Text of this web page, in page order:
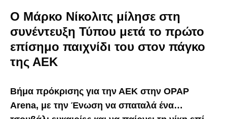
Ο Μάρκο Νίκολιτς μίλησε στη
συνέντευξη Τύπου μετά το πρώτο
επίσημο παιχνίδι του στον πάγκο
της ΑΕΚ
Βήμα πρόκρισης για την ΑΕΚ στην OPAP
Arena, με την Ένωση να σπαταλά ένα…